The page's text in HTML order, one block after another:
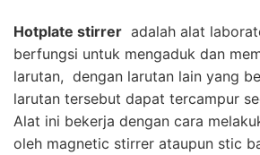
Hotplate stirrer adalah alat
berfungsi untuk mengaduk dan
larutan, dengan larutan lain yang
larutan tersebut dapat tercampur
Alat ini bekerja dengan cara
oleh magnetic stirrer ataupun stic